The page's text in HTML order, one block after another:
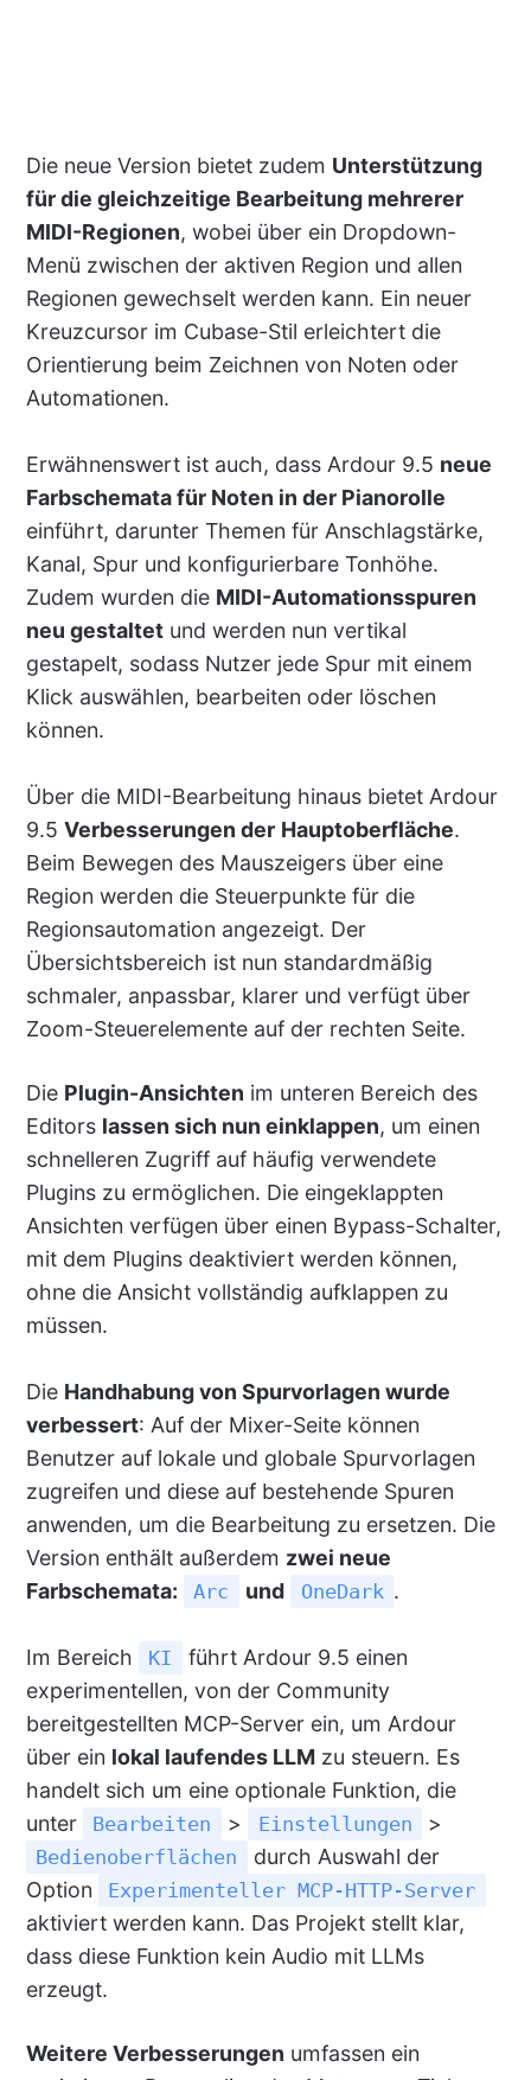
Die neue Version bietet zudem Unterstützung
für die gleichzeitige Bearbeitung mehrerer
MIDI-Regionen, wobei über ein Dropdown-
Menü zwischen der aktiven Region und allen
Regionen gewechselt werden kann. Ein neuer
Kreuzcursor im Cubase-Stil erleichtert die
Orientierung beim Zeichnen von Noten oder
Automationen.
Erwähnenswert ist auch, dass Ardour 9.5 neue
Farbschemata für Noten in der Pianorolle
einführt, darunter Themen für Anschlagstärke,
Kanal, Spur und konfigurierbare Tonhöhe.
Zudem wurden die MIDI-Automationsspuren
neu gestaltetund werden nun vertikal
gestapelt, sodass Nutzer jede Spur mit einem
Klick auswählen, bearbeiten oder löschen
können.
Über die MIDI-Bearbeitung hinaus bietet Ardour
9.5 Verbesserungen der Hauptoberfläche.
Beim Bewegen des Mauszeigers über eine
Region werden die Steuerpunkte für die
Regionsautomation angezeigt. Der
Übersichtsbereich ist nun standardmäßig
schmaler, anpassbar, klarer und verfügt über
Zoom-Steuerelemente auf der rechten Seite.
Die Plugin-Ansichten im unteren Bereich des
Editors lassen sich nun einklappen, um einen
schnelleren Zugriff auf häufig verwendete
Plugins zu ermöglichen. Die eingeklappten
Ansichten verfügen über einen Bypass-Schalter,
mit dem Plugins deaktiviert werden können,
ohne die Ansicht vollständig aufklappen zu
müssen.
Die Handhabung von Spurvorlagen wurde
verbessert: Auf der Mixer-Seite können
Benutzer auf lokale und globale Spurvorlagen
zugreifen und diese auf bestehende Spuren
anwenden, um die Bearbeitung zu ersetzen. Die
Version enthält außerdem zwei neue
Farbschemata:
Arc und OneDark .
Im Bereich KI
führt Ardour 9.5 einen
experimentellen, von der Community
bereitgestellten MCP-Server ein, um Ardour
über ein lokal laufendes LLMzu steuern. Es
handelt sich um eine optionale Funktion, die
unter
Bearbeiten > Einstellungen >
Bedienoberflächen
durch Auswahl der
Option
Experimenteller MCP-HTTP-Server
aktiviert werden kann. Das Projekt stellt klar,
dass diese Funktion kein Audio mit LLMs
erzeugt.
Weitere Verbesserungen umfassen ein